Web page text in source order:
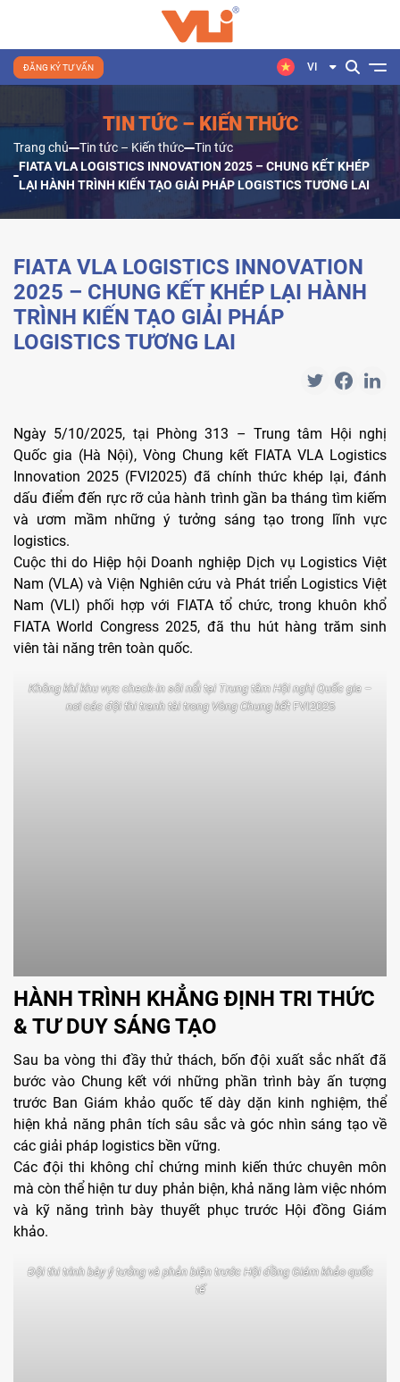
ĐĂNG KÝ TƯ VẤN VI
TIN TỨC – KIẾN THỨC
Trang chủ Tin tức – Kiến thức
Tin tức
FIATA VLA LOGISTICS INNOVATION 2025 – CHUNG KẾT KHÉP
LẠI HÀNH TRÌNH KIẾN TẠO GIẢI PHÁP LOGISTICS TƯƠNG LAI
FIATA VLA LOGISTICS INNOVATION
2025 – CHUNG KẾT KHÉP LẠI HÀNH
TRÌNH KIẾN TẠO GIẢI PHÁP
LOGISTICS TƯƠNG LAI
Ngày 5/10/2025, tại Phòng 313 – Trung tâm Hội nghị
Quốc gia (Hà Nội), Vòng Chung kết FIATA VLA Logistics
Innovation 2025 (FVI2025) đã chính thức khép lại, đánh
dấu điểm đến rực rỡ của hành trình gần ba tháng tìm kiếm
và ươm mầm những ý tưởng sáng tạo trong lĩnh vực
logistics.
Cuộc thi do Hiệp hội Doanh nghiệp Dịch vụ Logistics Việt
Nam (VLA) và Viện Nghiên cứu và Phát triển Logistics Việt
Nam (VLI) phối hợp với FIATA tổ chức, trong khuôn khổ
FIATA World Congress 2025, đã thu hút hàng trăm sinh
viên tài năng trên toàn quốc.
Không khí khu vực check-in sôi nổi tại Trung tâm Hội nghị Quốc gia –
nơi các đội thi tranh tài trong Vòng Chung kếtFVI2025
HÀNH TRÌNH KHẲNG ĐỊNH TRI THỨC
& TƯ DUY SÁNG TẠO
Sau ba vòng thi đầy thử thách, bốn đội xuất sắc nhất đã
bước vào Chung kết với những phần trình bày ấn tượng
trước Ban Giám khảo quốc tế dày dặn kinh nghiệm, thể
hiện khả năng phân tích sâu sắc và góc nhìn sáng tạo về
các giải pháp logistics bền vững.
Các đội thi không chỉ chứng minh kiến thức chuyên môn
mà còn thể hiện tư duy phản biện, khả năng làm việc nhóm
và kỹ năng trình bày thuyết phục trước Hội đồng Giám
khảo.
Đội thi trình bày ý tưởng và phản biện trước Hội đồng Giám khảo quốc
tế